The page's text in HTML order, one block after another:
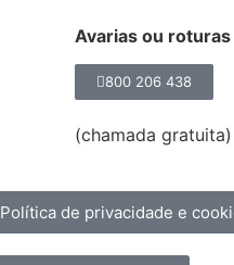
Avarias ou
800 206 438
(chamada gratuita)
Política de privacidade e